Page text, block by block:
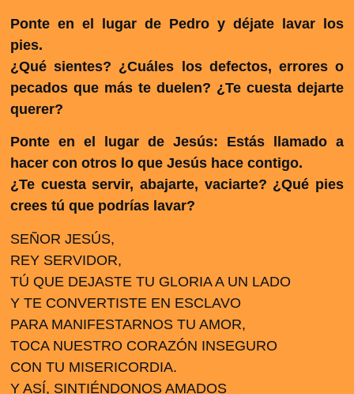
Ponte en el lugar de Pedro y déjate lavar los
pies.
¿Qué sientes? ¿Cuáles los defectos, errores o
pecados que más te duelen? ¿Te cuesta dejarte
querer?
Ponte en el lugar de Jesús: Estás llamado a
hacer con otros lo que Jesús hace contigo.
¿Te cuesta servir, abajarte, vaciarte? ¿Qué pies
crees tú que podrías lavar?
SEÑOR JESÚS,
REY SERVIDOR,
TÚ QUE DEJASTE TU GLORIA A UN LADO
Y TE CONVERTISTE EN ESCLAVO
PARA MANIFESTARNOS TU AMOR,
TOCA NUESTRO CORAZÓN INSEGURO
CON TU MISERICORDIA.
Y ASÍ, SINTIÉNDONOS AMADOS